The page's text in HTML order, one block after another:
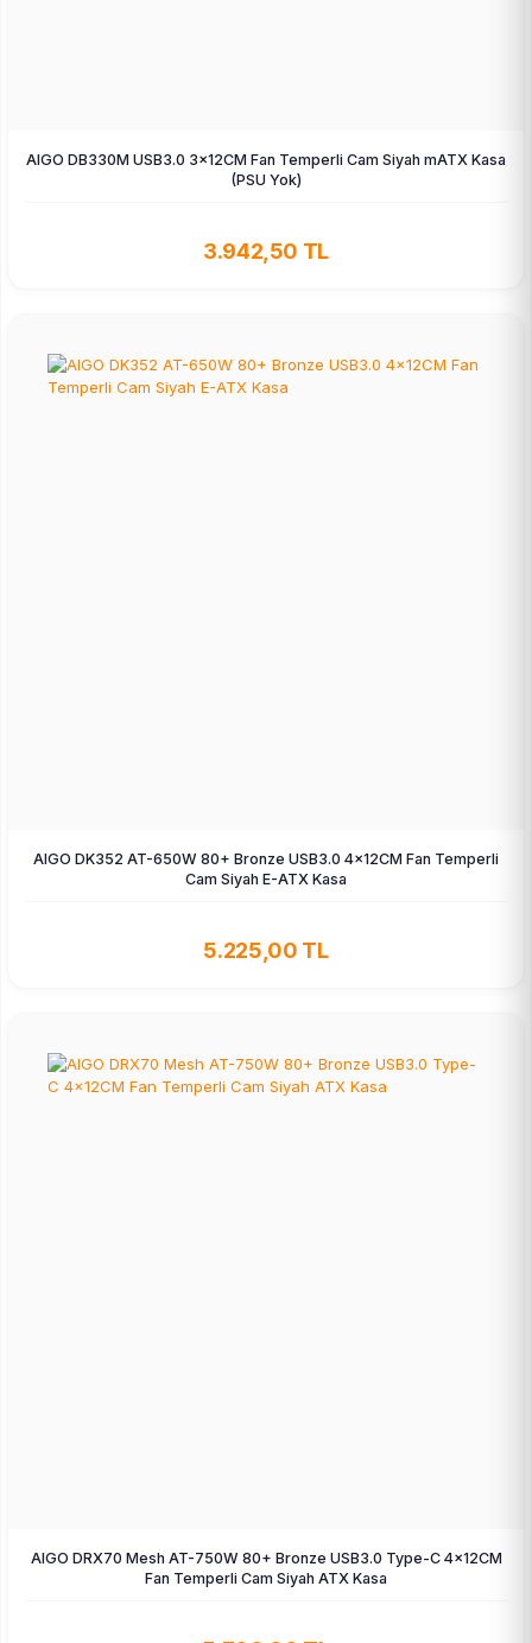
AIGO DB330M USB3.0 3×12CM Fan Temperli Cam Siyah mATX Kasa
(PSU Yok)
3.942,50 TL
AIGO DK352 AT-650W 80+ Bronze USB3.0 4×12CM Fan Temperli
Cam Siyah E-ATX Kasa
5.225,00 TL
AIGO DRX70 Mesh AT-750W 80+ Bronze USB3.0 Type-C 4×12CM
Fan Temperli Cam Siyah ATX Kasa